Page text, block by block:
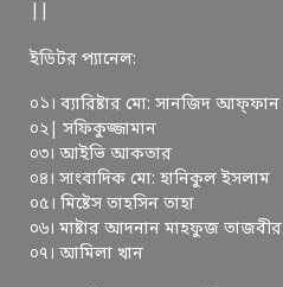
ইডিটর প্যানেল:
০১। ব্যারিষ্টার মো: সানজিদ আফ্ফান
০২| সফিকুজ্জামান
০৩। আইভি আকতার
০৪। সাংবাদিক মো: হানিকুল ইসলাম
০৫। মিষ্টেস তাহসিন তাহা
০৬। মাষ্টার আদনান মাহফুজ তাজবীর
০৭। আমিলা খান